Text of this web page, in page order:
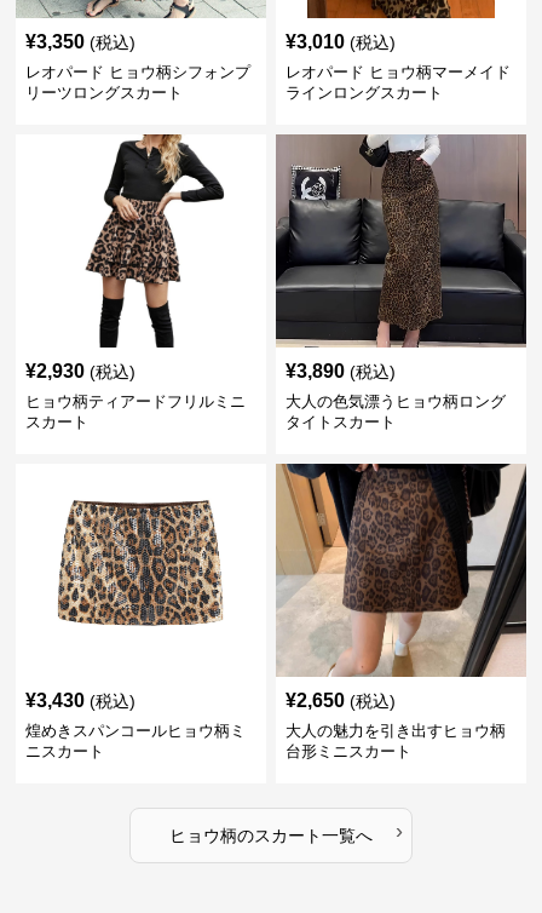
¥3,350 (税込)
レオパード ヒョウ柄シフォンプ
リーツロングスカート
¥3,010 (税込)
レオパード ヒョウ柄マーメイド
ラインロングスカート
¥2,930 (税込)
ヒョウ柄ティアードフリルミニ
スカート
¥3,890 (税込)
大人の色気漂うヒョウ柄ロング
タイトスカート
¥3,430 (税込)
煌めきスパンコールヒョウ柄ミ
ニスカート
¥2,650 (税込)
大人の魅力を引き出すヒョウ柄
台形ミニスカート
ヒョウ柄のスカート一覧へ ›